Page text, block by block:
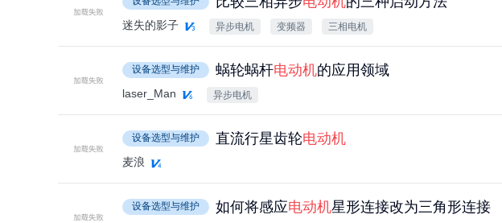
迷失的影子 异步电机 变频器 三相电机
设备选型与维护 蜗轮蜗杆电动机的应用领域
laser_Man 异步电机
设备选型与维护 直流行星齿轮电动机
麦浪
设备选型与维护 如何将感应电动机星形连接改为三角形连接